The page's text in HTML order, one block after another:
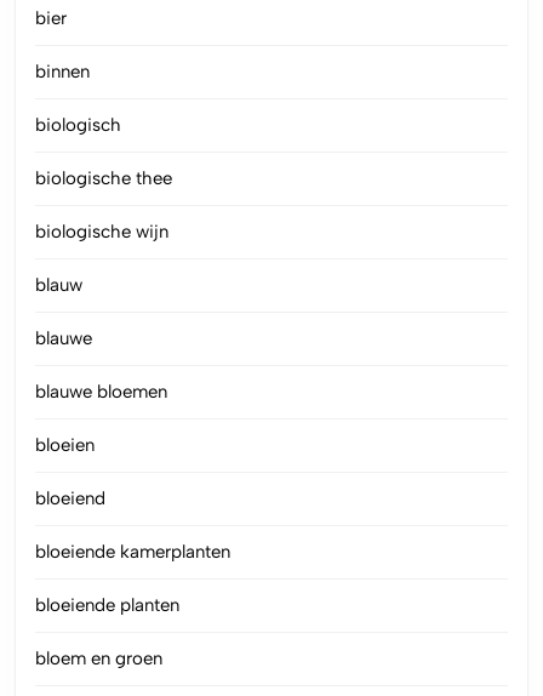
bier
binnen
biologisch
biologische thee
biologische wijn
blauw
blauwe
blauwe bloemen
bloeien
bloeiend
bloeiende kamerplanten
bloeiende planten
bloem en groen